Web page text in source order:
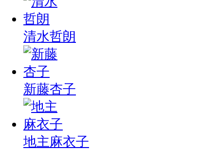
清水哲朗
新藤杏子
地主麻衣子